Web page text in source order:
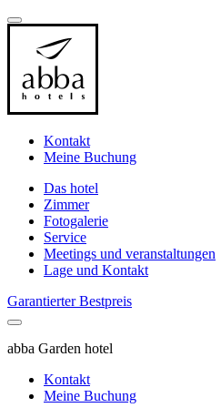
Kontakt
Meine Buchung
Das hotel
Zimmer
Fotogalerie
Service
Meetings und veranstaltungen
Lage und Kontakt
Garantierter Bestpreis
abba Garden hotel
Kontakt
Meine Buchung